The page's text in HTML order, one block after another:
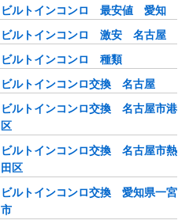
ビルトインコンロ 最安値 愛知
ビルトインコンロ 激安 名古屋
ビルトインコンロ 種類
ビルトインコンロ交換 名古屋
ビルトインコンロ交換 名古屋市港
区
ビルトインコンロ交換 名古屋市熱
田区
ビルトインコンロ交換 愛知県一宮
市